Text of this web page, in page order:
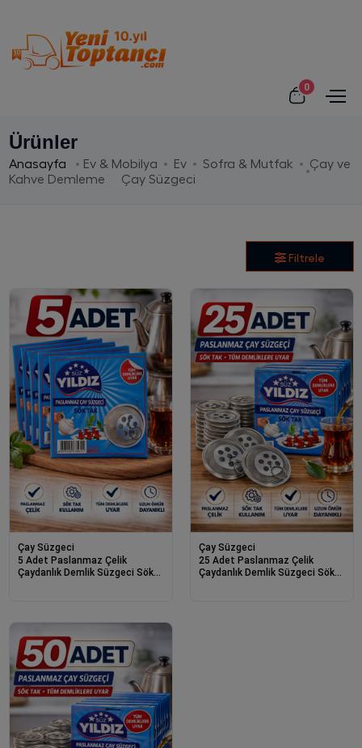
0
Ürünler
Anasayfa Ev & Mobilya Ev Sofra & Mutfak
Çay ve
Kahve Demleme
Çay Süzgeci
Filtrele
Çay Süzgeci
5 Adet Paslanmaz Çelik
Çaydanlık Demlik Süzgeci Sök
Çay Süzgeci
25 Adet Paslanmaz Çelik
Çaydanlık Demlik Süzgeci Sök